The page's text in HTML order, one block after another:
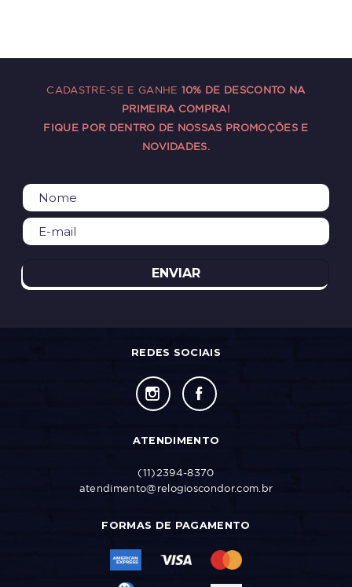
CADASTRE-SE E GANHE 10% DE DESCONTO NA
PRIMEIRA COMPRA!
FIQUE POR DENTRO DE NOSSAS PROMOÇÕES E
NOVIDADES.
ENVIAR
FORMAS DE PAGAMENTO
REDES SOCIAIS
ATENDIMENTO
(11)2394-8370
atendimento@relogioscondor.com.br